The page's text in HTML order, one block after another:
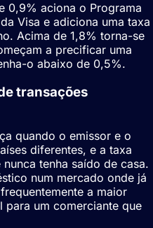
0,9% aciona o Programa
Visa e adiciona uma taxa
Acima de 1,8% torna-se
a precificar uma
o abaixo de 0,5%.
transações
quando o emissor e o
diferentes, e a taxa
tenha saído de casa.
num mercado onde já
a maior
para um comerciante que